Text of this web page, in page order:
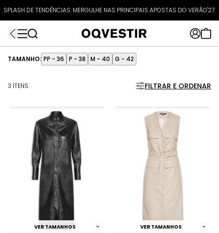
SPLASH DE TENDÊNCIAS: MERGULHE NAS PRINCIPAIS APOSTAS DO VERÃO'27.
ATÉ 80% OFF + 10% OFF EXTRA!
EXTRA10*
FRETEAPP
R$499*
TAMANHO: PP - 36 P - 38 M - 40 G - 42
3 ITENS FILTRAR E ORDENAR
VER TAMANHOS VER TAMANHOS